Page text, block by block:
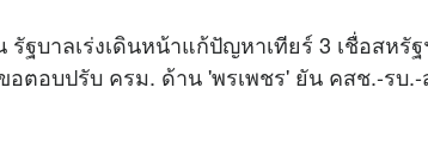
ฐบาลเร่งเดินหน้าแก้ปัญหาเทียร์ 3 เชื่อสหรั
ตอบปรับ ครม. ด้าน 'พรเพชร' ยัน คสช.-รบ